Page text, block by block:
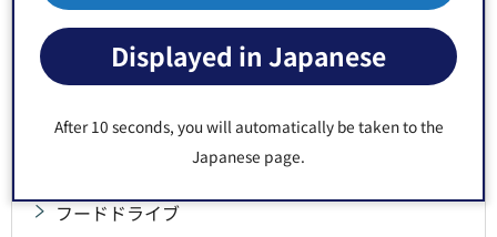
Displayed in Japanese
After 10 seconds, you will automatically be taken to the
Japanese page.
事業系ごみ
集団回収
フードドライブ